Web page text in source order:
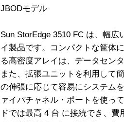
JBODモデル
Sun StorEdge 3510 FC は、幅
イ製品です。コンパクトな筐体
る高密度アレイは、データセン
また、拡張ユニットを利用して
の伸張に応じて容易にシステム
ァイバチャネル・ポートを使っ
ドでは最高 4 台 に接続でき、